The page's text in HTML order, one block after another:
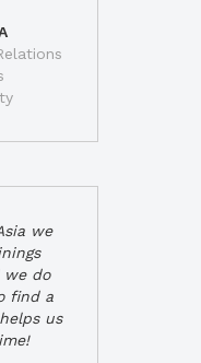
we
we do
find a
us